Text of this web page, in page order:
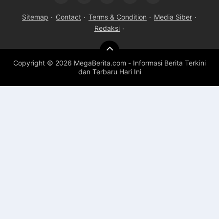
Sitemap Contact Terms & Condition
Media Siber
Redaksi
Copyright © 2026 MegaBerita.com - Informasi Berita Terkini
dan Terbaru Hari Ini